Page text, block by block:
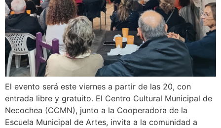
El evento será este viernes a partir de las 20, con
entrada libre y gratuito. El Centro Cultural Municipal de
Necochea (CCMN), junto a la Cooperadora de la
Escuela Municipal de Artes, invita a la comunidad a